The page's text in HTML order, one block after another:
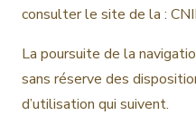
consulter le site de la :
La poursuite de la
sans réserve des
d’utilisation qui suivent.